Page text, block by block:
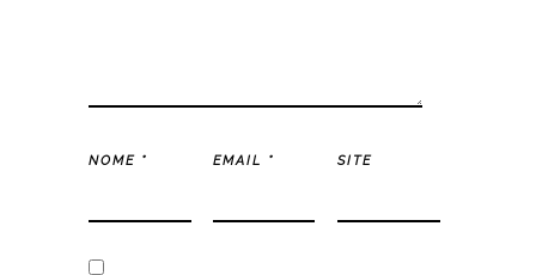
NOME * EMAIL * SITE